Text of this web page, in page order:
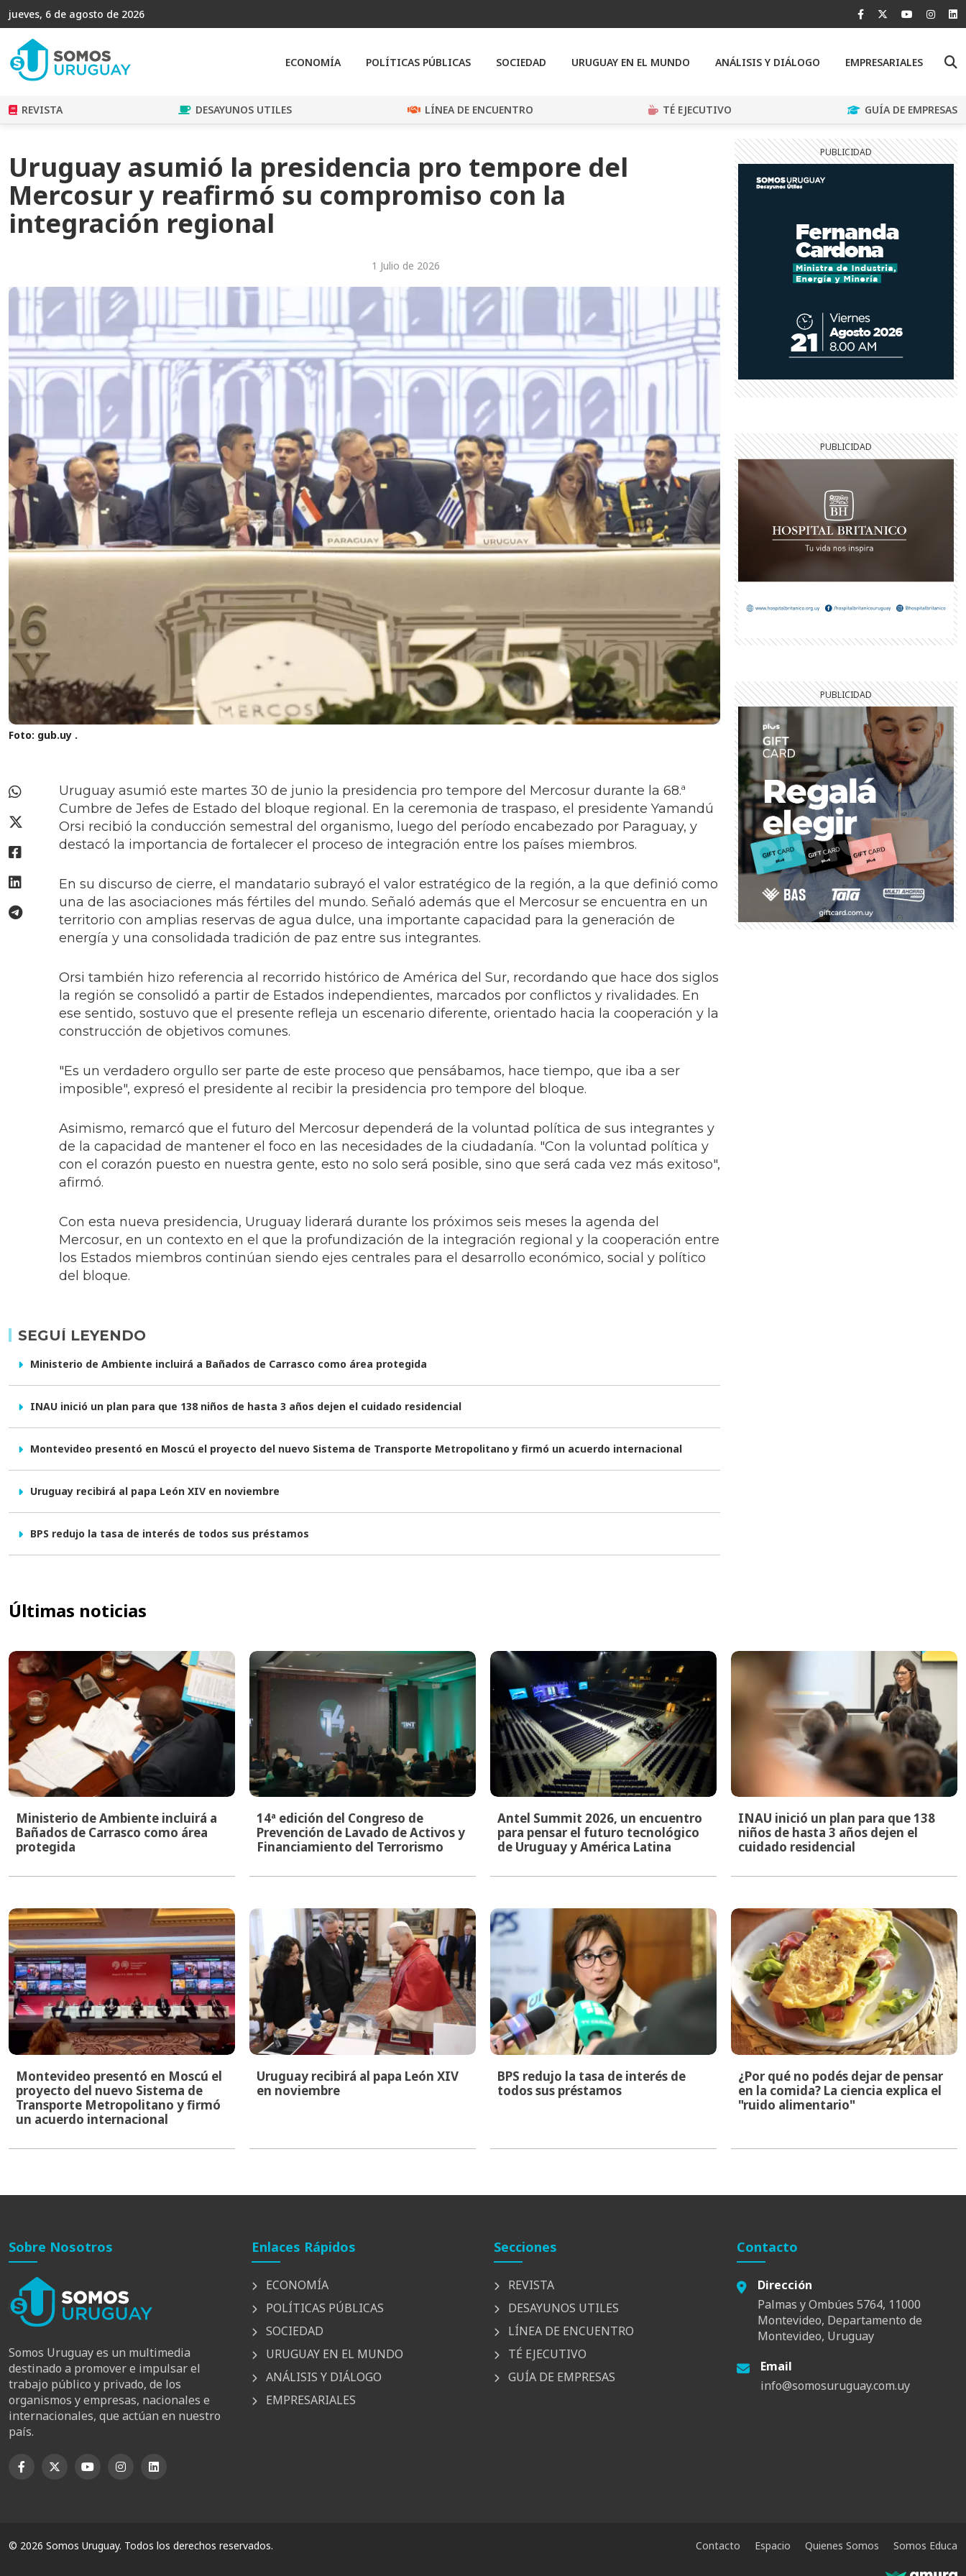
jueves, 6 de agosto de 2026
ECONOMÍA POLÍTICAS PÚBLICAS SOCIEDAD URUGUAY EN EL MUNDO ANÁLISIS Y DIÁLOGO EMPRESARIALES
REVISTA DESAYUNOS UTILES LÍNEA DE ENCUENTRO TÉ EJECUTIVO GUÍA DE EMPRESAS
Uruguay asumió la presidencia pro tempore del
Mercosur y reafirmó su compromiso con la
integración regional
1 Julio de 2026
Foto: gub.uy .
Uruguay asumió este martes 30 de junio la presidencia pro tempore del Mercosur durante la 68.ª
Cumbre de Jefes de Estado del bloque regional. En la ceremonia de traspaso, el presidente Yamandú
Orsi recibió la conducción semestral del organismo, luego del período encabezado por Paraguay, y
destacó la importancia de fortalecer el proceso de integración entre los países miembros.
En su discurso de cierre, el mandatario subrayó el valor estratégico de la región, a la que definió como
una de las asociaciones más fértiles del mundo. Señaló además que el Mercosur se encuentra en un
territorio con amplias reservas de agua dulce, una importante capacidad para la generación de
energía y una consolidada tradición de paz entre sus integrantes.
Orsi también hizo referencia al recorrido histórico de América del Sur, recordando que hace dos siglos
la región se consolidó a partir de Estados independientes, marcados por conflictos y rivalidades. En
ese sentido, sostuvo que el presente refleja un escenario diferente, orientado hacia la cooperación y la
construcción de objetivos comunes.
"Es un verdadero orgullo ser parte de este proceso que pensábamos, hace tiempo, que iba a ser
imposible", expresó el presidente al recibir la presidencia pro tempore del bloque.
Asimismo, remarcó que el futuro del Mercosur dependerá de la voluntad política de sus integrantes y
de la capacidad de mantener el foco en las necesidades de la ciudadanía. "Con la voluntad política y
con el corazón puesto en nuestra gente, esto no solo será posible, sino que será cada vez más exitoso",
afirmó.
Con esta nueva presidencia, Uruguay liderará durante los próximos seis meses la agenda del
Mercosur, en un contexto en el que la profundización de la integración regional y la cooperación entre
los Estados miembros continúan siendo ejes centrales para el desarrollo económico, social y político
del bloque.
SEGUÍ LEYENDO
Ministerio de Ambiente incluirá a Bañados de Carrasco como área protegida
INAU inició un plan para que 138 niños de hasta 3 años dejen el cuidado residencial
Montevideo presentó en Moscú el proyecto del nuevo Sistema de Transporte Metropolitano y firmó un acuerdo internacional
Uruguay recibirá al papa León XIV en noviembre
BPS redujo la tasa de interés de todos sus préstamos
Últimas noticias
Ministerio de Ambiente incluirá a
Bañados de Carrasco como área
protegida
14ª edición del Congreso de
Prevención de Lavado de Activos y
Financiamiento del Terrorismo
Antel Summit 2026, un encuentro
para pensar el futuro tecnológico
de Uruguay y América Latina
INAU inició un plan para que 138
niños de hasta 3 años dejen el
cuidado residencial
Montevideo presentó en Moscú el
proyecto del nuevo Sistema de
Transporte Metropolitano y firmó
un acuerdo internacional
Uruguay recibirá al papa León XIV
en noviembre
BPS redujo la tasa de interés de
todos sus préstamos
¿Por qué no podés dejar de pensar
en la comida? La ciencia explica el
"ruido alimentario"
Sobre Nosotros
Somos Uruguay es un multimedia
destinado a promover e impulsar el
trabajo público y privado, de los
organismos y empresas, nacionales e
internacionales, que actúan en nuestro
país.
Enlaces Rápidos
ECONOMÍA
POLÍTICAS PÚBLICAS
SOCIEDAD
URUGUAY EN EL MUNDO
ANÁLISIS Y DIÁLOGO
EMPRESARIALES
Secciones
REVISTA
DESAYUNOS UTILES
LÍNEA DE ENCUENTRO
TÉ EJECUTIVO
GUÍA DE EMPRESAS
Contacto
Dirección
Palmas y Ombúes 5764, 11000
Montevideo, Departamento de
Montevideo, Uruguay
Email
info@somosuruguay.com.uy
© 2026 Somos Uruguay. Todos los derechos reservados. Contacto Espacio Quienes Somos Somos Educa